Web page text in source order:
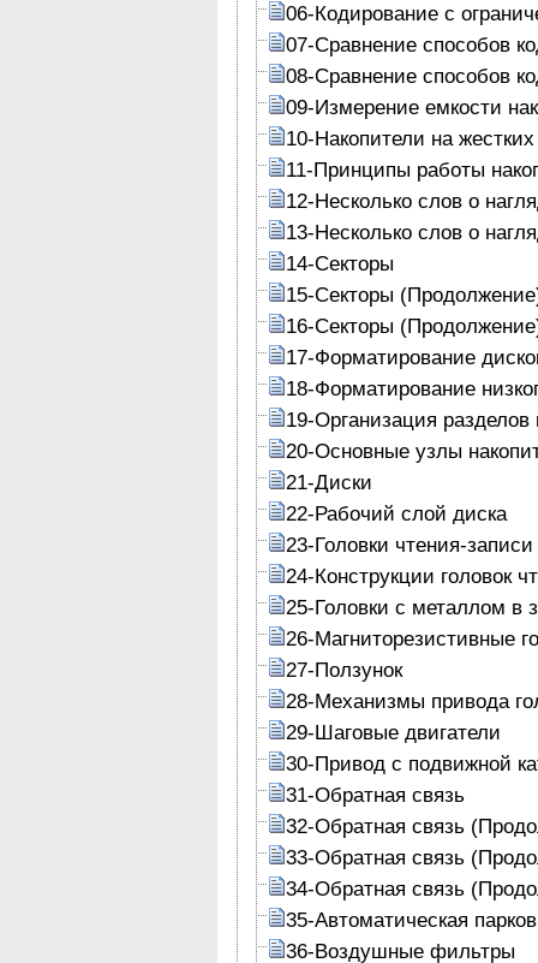
06-Кодирование с
07-Сравнение способов
08-Сравнение способов
09-Измерение емкости
10-Накопители на
11-Принципы работы
12-Несколько слов о
13-Несколько слов о
14-Секторы
15-Секторы
16-Секторы
17-Форматирование
18-Форматирование
19-Организация разделов
20-Основные узлы
21-Диски
22-Рабочий слой диска
23-Головки чтения-записи
24-Конструкции головок
25-Головки с металлом в
26-Магниторезистивные
27-Ползунок
28-Механизмы привода
29-Шаговые двигатели
30-Привод с подвижной
31-Обратная связь
32-Обратная связь
33-Обратная связь
34-Обратная связь
35-Автоматическая
36-Воздушные фильтры